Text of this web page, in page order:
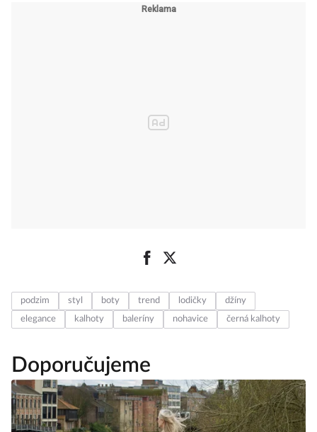
podzim styl boty trend lodičky
džíny
elegance
kalhoty baleríny nohavice černá kalhoty
Doporučujeme